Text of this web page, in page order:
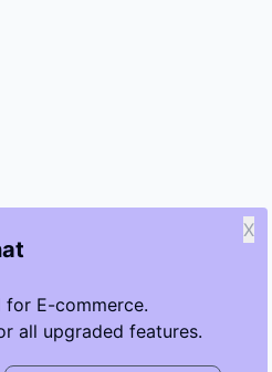
for E-commerce.
all upgraded features.
X
rights reserved.
faster answers and cleaner